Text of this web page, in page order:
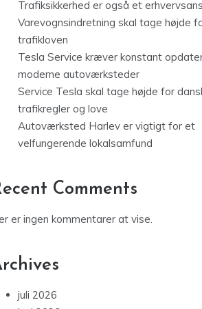
Trafiksikkerhed er også et
Varevognsindretning skal tage højde
trafikloven
Tesla Service kræver konstant
moderne autoværksteder
Service Tesla skal tage højde for
trafikregler og love
Autoværksted Harlev er vigtigt for et
velfungerende lokalsamfund
Comments
er ingen kommentarer at vise.
juli 2026